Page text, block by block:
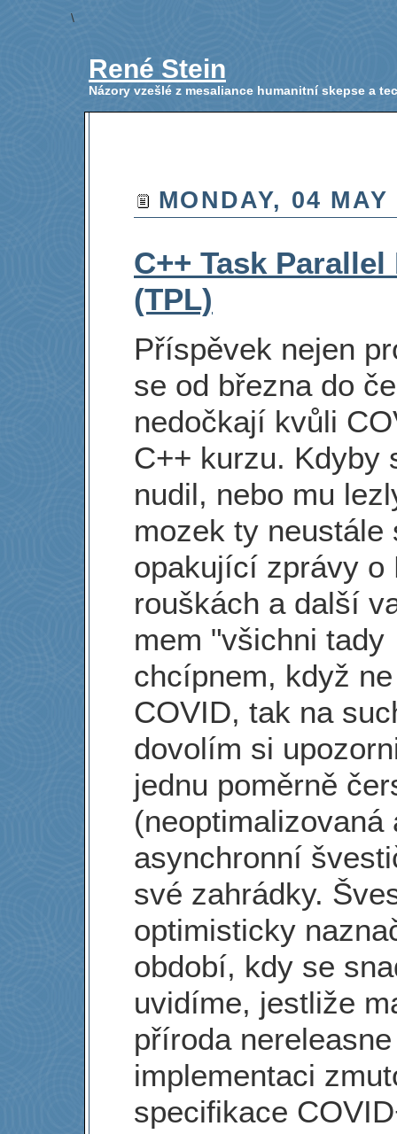
\
René Stein
Názory vzešlé z mesaliance humanitní skepse a
MONDAY, 04 MAY
C++ Task
(TPL)
Příspěvek nejen
se od března do
nedočkají kvůli
C++ kurzu. Kdyby
nudil, nebo mu
mozek ty neustále
opakující zprávy o
rouškách a další
mem "všichni tady
chcípnem, když
COVID, tak na
dovolím si
jednu poměrně
(neoptimalizovaná
asynchronní
své zahrádky.
optimisticky
období, kdy se
uvidíme, jestliže
příroda nereleasne
implementaci
specifikace